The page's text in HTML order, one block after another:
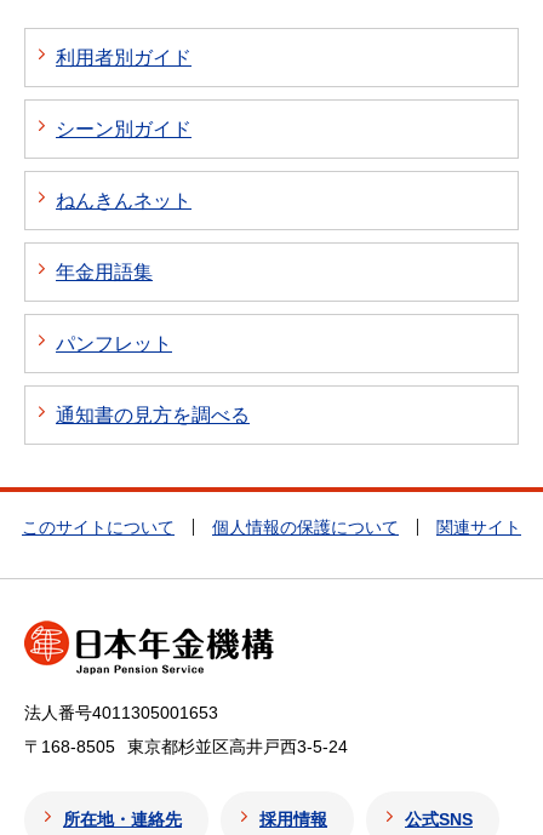
利用者別ガイド
シーン別ガイド
ねんきんネット
年金用語集
パンフレット
通知書の見方を調べる
このサイトについて 個人情報の保護について 関連サイト
法人番号4011305001653
〒168-8505
東京都杉並区高井戸西3-5-24
所在地・連絡先 採用情報 公式SNS